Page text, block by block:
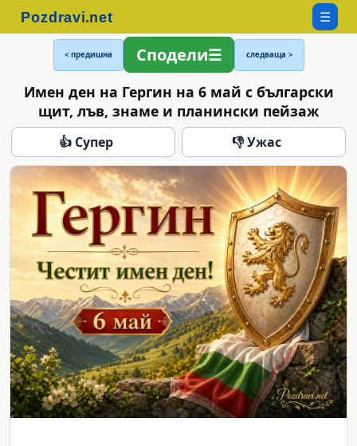
☰
< предишна Сподели следваща >
Имен ден на Гергин на 6 май с български
щит, лъв, знаме и планински пейзаж
👍 Супер 👎 Ужас